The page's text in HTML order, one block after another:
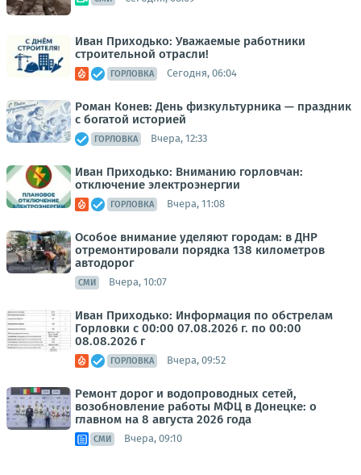
Иван Приходько: Уважаемые работники
строительной отрасли!
ГОРЛОВКА Сегодня, 06:04
Роман Конев: День физкультурника — праздник
с богатой историей
ГОРЛОВКА Вчера, 12:33
Иван Приходько: Вниманию горловчан:
отключение электроэнергии
ГОРЛОВКА Вчера, 11:08
Особое внимание уделяют городам: в ДНР
отремонтировали порядка 138 километров
автодорог
СМИ Вчера, 10:07
Иван Приходько: Информация по обстрелам
Горловки с 00:00 07.08.2026 г. по 00:00
08.08.2026 г
ГОРЛОВКА Вчера, 09:52
Ремонт дорог и водопроводных сетей,
возобновление работы МФЦ в Донецке: о
главном на 8 августа 2026 года
СМИ Вчера, 09:10